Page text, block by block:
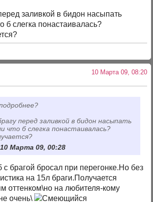
заливкой в бидон насыпать
б слегка понастаивалась?
10 Марта 09, 08:20
перед заливкой в бидон насыпать
что б слегка понастаивалась?
Марта 09, 00:28
с брагой бросал при перегонке.Но без
на 15л браги.Получается
оттенком\но на любителя-кому
очень\